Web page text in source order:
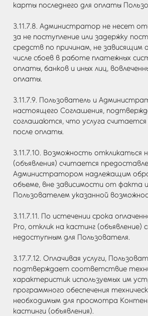
карты последнего для оплаты
3.11.7.8. Администратор не несет
за не поступление или задержку
средств по причинам, не зависящим
числе сбоев в работе платежных
оплаты, банков и иных лиц,
оплаты.
3.11.7.9. Пользователь и
настоящего Соглашения,
соглашаются, что услуга считается
после оплаты.
3.11.7.10. Возможность откликаться
(объявления) считается
Администратором надлежащим
объеме, вне зависимости от факта
Пользователем указанной
3.11.7.11. По истечении срока
Pro, отклик на кастинг (объявление)
недоступным для Пользователя.
3.17.7.12. Оплачивая услуги,
подтверждает соответствие
характеристик используемых им
программного обеспечения
необходимым для просмотра
кастинги (объявления).